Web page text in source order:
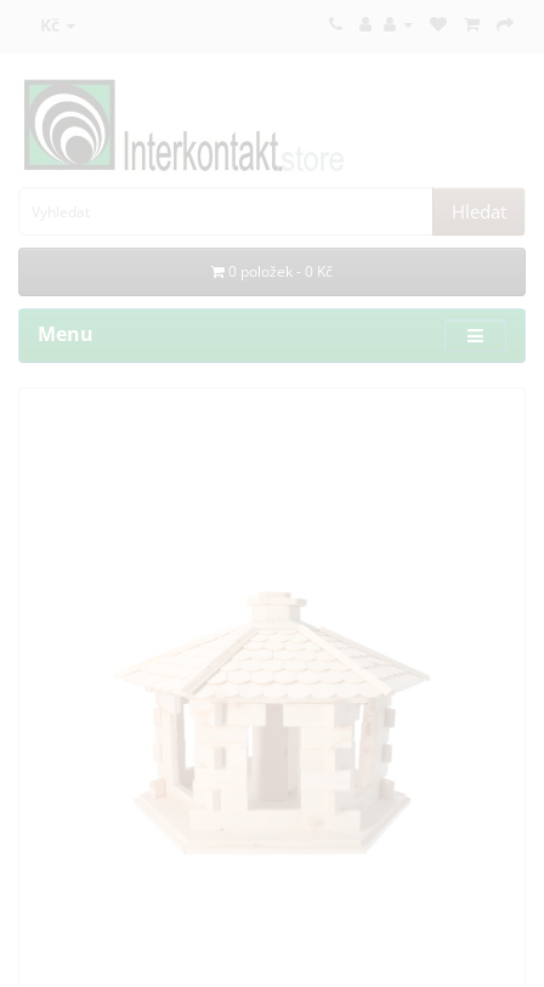
Kč
Hledat
0 položek - 0 Kč
Menu